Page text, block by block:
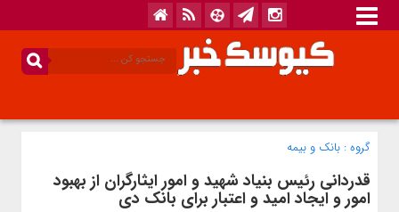
گروه : بانک‌ و بیمه
قدردانی رئیس بنیاد شهید و امور ایثارگران از بهبود
امور و ایجاد امید و اعتبار برای بانک دی